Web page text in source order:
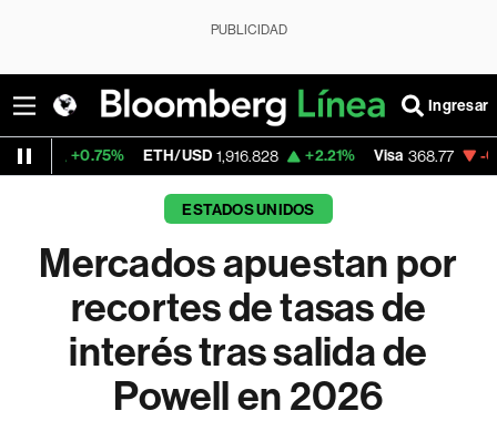
PUBLICIDAD
Ingresar
ETH/USD 1,916.828 +2.21% Visa 368.77 -0.22%
ESTADOS UNIDOS
Mercados apuestan por
recortes de tasas de
interés tras salida de
Powell en 2026